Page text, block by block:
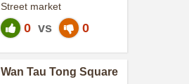
Street market
0 vs 0
Wan Tau Tong Square